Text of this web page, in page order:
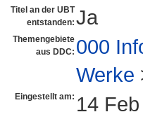
Titel an der UBT
entstanden: Ja
Themengebiete
aus DDC: 000
Werke
Eingestellt am: 14